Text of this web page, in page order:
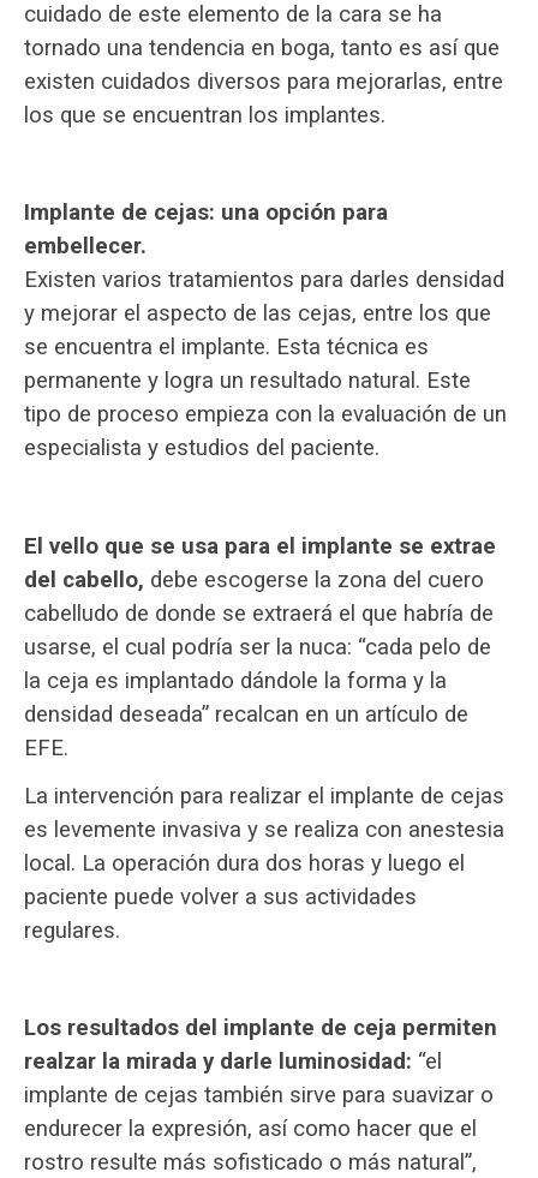
cuidado de este elemento de la cara se ha
tornado una tendencia en boga, tanto es así que
existen cuidados diversos para mejorarlas, entre
los que se encuentran los implantes.
Implante de cejas: una opción para
embellecer.
Existen varios tratamientos para darles densidad
y mejorar el aspecto de las cejas, entre los que
se encuentra el implante. Esta técnica es
permanente y logra un resultado natural. Este
tipo de proceso empieza con la evaluación de un
especialista y estudios del paciente.
El vello que se usa para el implante se extrae
del cabello, debe escogerse la zona del cuero
cabelludo de donde se extraerá el que habría de
usarse, el cual podría ser la nuca: “cada pelo de
la ceja es implantado dándole la forma y la
densidad deseada” recalcan en un artículo de
EFE.
La intervención para realizar el implante de cejas
es levemente invasiva y se realiza con anestesia
local. La operación dura dos horas y luego el
paciente puede volver a sus actividades
regulares.
Los resultados del implante de ceja permiten
realzar la mirada y darle luminosidad: “el
implante de cejas también sirve para suavizar o
endurecer la expresión, así como hacer que el
rostro resulte más sofisticado o más natural”,